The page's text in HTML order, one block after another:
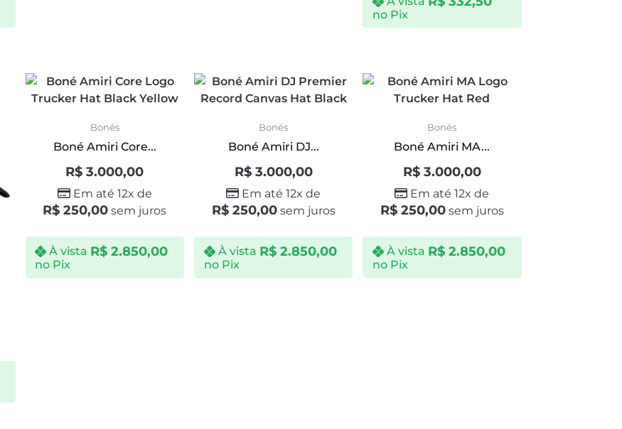
no Pix
Bonés
Boné Amiri Core...
R$ 3.000,00
Em até 12x de
R$ 250,00 sem juros
À vista R$ 2.850,00
no Pix
Bonés
Boné Amiri DJ...
R$3.000,00
Em até 12x de
R$250,00sem juros
À vista R$2.850,00
no Pix
Bonés
Boné Amiri MA...
R$3.000,00
Em até 12x de
R$250,00sem juros
À vista R$2.850,00
no Pix